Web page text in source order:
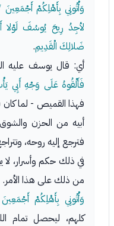
وَأْتُونِي بِأَهْلِكُمْ
لأجِدُ رِيحَ يُوسُفَ لَوْلا
ضَلالِكَ الْقَدِيمِ.
أي: قال يوسف عليه
فَأَلْقُوهُ عَلَى وَجْهِ أَبِي
فهذا القميص - لما
أبيه من الحزن
فترجع إليه روحه،
في ذلك حكم وأسرار،
من ذلك على هذا الأمر.
وَأْتُونِي بِأَهْلِكُمْ أَجْمَعِينَ
كلهم، ليحصل تمام